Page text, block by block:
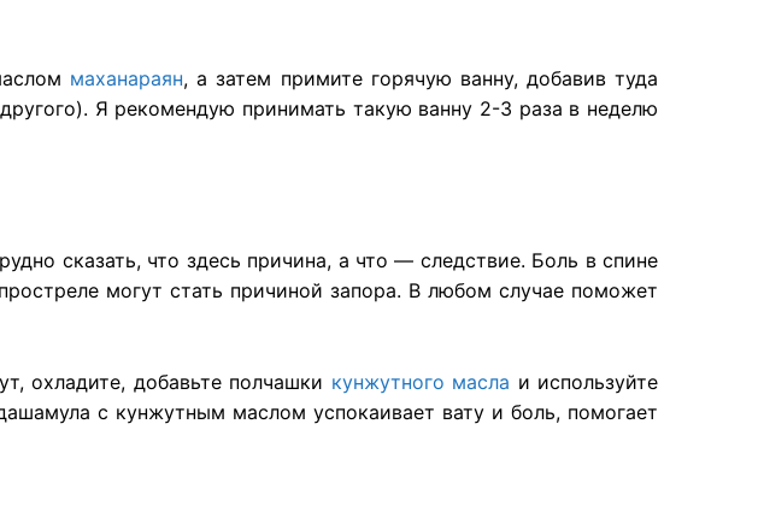
маханараян, а затем примите горячую ванну, добавив туда
Я рекомендую принимать такую ванну 2-3 раза в неделю
сказать, что здесь причина, а что — следствие. Боль в спине
могут стать причиной запора. В любом случае поможет
охладите, добавьте полчашки кунжутного масла и используйте
с кунжутным маслом успокаивает вату и боль, помогает